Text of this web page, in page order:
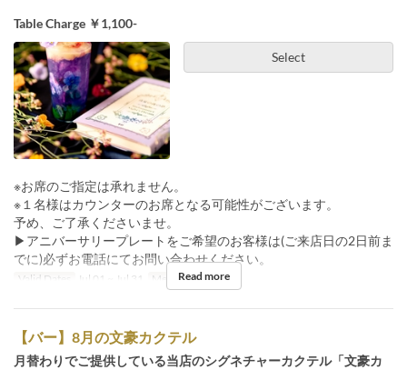
Table Charge ￥1,100-
Select
※お席のご指定は承れません。
※１名様はカウンターのお席となる可能性がございます。
予め、ご了承くださいませ。
▶︎アニバーサリープレートをご希望のお客様は(ご来店日の2日前ま
でに)必ずお電話にてお問い合わせください。
Valid Dates Jul 01 ~ Jul 31 Meals Night
Read more
【バー】8月の文豪カクテル
月替わりでご提供している当店のシグネチャーカクテル「文豪カ